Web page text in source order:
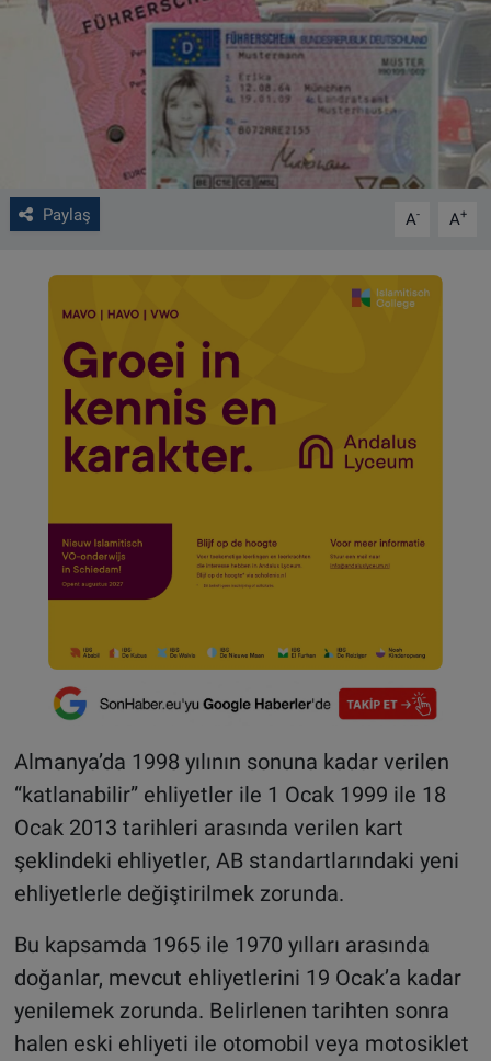
Paylaş A- A+
Almanya’da 1998 yılının sonuna kadar verilen
“katlanabilir” ehliyetler ile 1 Ocak 1999 ile 18
Ocak 2013 tarihleri arasında verilen kart
şeklindeki ehliyetler, AB standartlarındaki yeni
ehliyetlerle değiştirilmek zorunda.
Bu kapsamda 1965 ile 1970 yılları arasında
doğanlar, mevcut ehliyetlerini 19 Ocak’a kadar
yenilemek zorunda. Belirlenen tarihten sonra
halen eski ehliyeti ile otomobil veya motosiklet
ALGEMENE VOORWAARDEN
CONTACT
Çerez Politikası